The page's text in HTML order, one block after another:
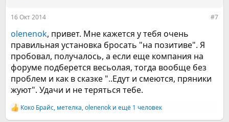
16 Окт 2014 #7
olenenok, привет. Мне кажется у тебя очень
правильная установка бросать "на позитиве". Я
пробовал, получалось, а если еще компания на
форуме подберется весьолая, тогда вообще без
проблем и как в сказке "..Едут и смеются, пряники
жуют". Удачи и не теряться тебе.
Р
е
Коко Брайс, метелка,olenenok и ещё 1 человек